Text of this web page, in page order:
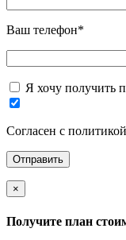
Ваш телефон*
Я хочу получить
Согласен с
×
Получите план